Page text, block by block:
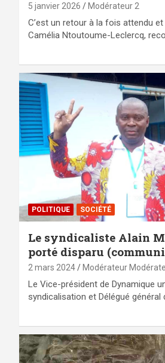
5 janvier 2026 Modérateur 2
C’est un retour à la fois attendu
Camélia Ntoutoume-Leclercq,
POLITIQUE SOCIÉTÉ
Le syndicaliste Alain
porté disparu
2 mars 2024 Modérateur
Le Vice-président de Dynamique
syndicalisation et Délégué général